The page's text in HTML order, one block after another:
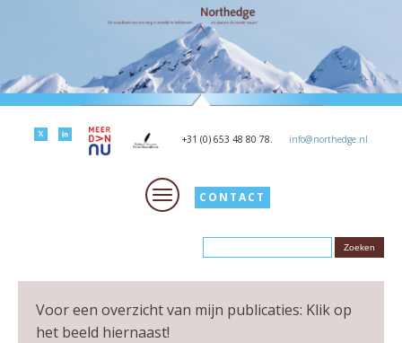
+31 (0) 653 48 80 78. info@northedge.nl
CONTACT
Voor een overzicht van mijn publicaties: Klik op
het beeld hiernaast!